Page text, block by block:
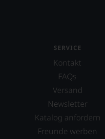
SERVICE
Kontakt
FAQs
Versand
Newsletter
Katalog anfordern
Freunde werben